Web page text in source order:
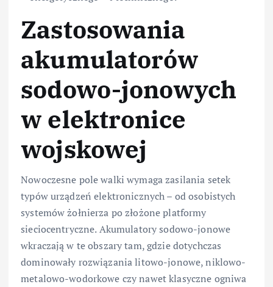
Zastosowania
akumulatorów
sodowo-jonowych
w elektronice
wojskowej
Nowoczesne pole walki wymaga zasilania setek
typów urządzeń elektronicznych – od osobistych
systemów żołnierza po złożone platformy
sieciocentryczne. Akumulatory sodowo-jonowe
wkraczają w te obszary tam, gdzie dotychczas
dominowały rozwiązania litowo-jonowe, niklowo-
metalowo-wodorkowe czy nawet klasyczne ogniwa